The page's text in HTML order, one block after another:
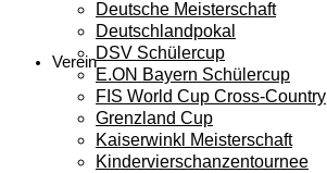
Verein
Deutsche Meisterschaft
Deutschlandpokal
DSV Schülercup
E.ON Bayern Schülercup
FIS World Cup Cross-Country
Grenzland Cup
Kaiserwinkl Meisterschaft
Kindervierschanzentournee